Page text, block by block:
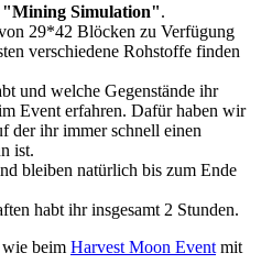
"Mining Simulation".
29*42 Blöcken zu Verfügung
verschiedene Rohstoffe finden
und welche Gegenstände ihr
Event erfahren. Dafür haben wir
der ihr immer schnell einen
ist.
bleiben natürlich bis zum Ende
habt ihr insgesamt 2 Stunden.
beim Harvest Moon Event mit